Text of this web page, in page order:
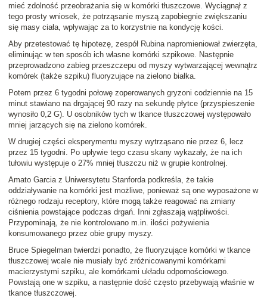
mieć zdolność przeobrażania się w komórki tłuszczowe. Wyciągnął z
tego prosty wniosek, że potrząsanie myszą zapobiegnie zwiększaniu
się masy ciała, wpływając za to korzystnie na kondycję kości.
Aby przetestować tę hipotezę, zespół Rubina napromieniował zwierzęta,
eliminując w ten sposób ich własne komórki szpikowe. Następnie
przeprowadzono zabieg przeszczepu od myszy wytwarzającej wewnątrz
komórek (także szpiku) fluoryzujące na zielono białka
Potem przez 6 tygodni połowę zoperowanych gryzoni codziennie na 15
minut stawiano na drgającej 90 razy na sekundę płytce (przyspieszenie
wynosiło 0,2 G). U osobników tych w tkance tłuszczowej występowało
mniej jarzących się na zielono komórek.
W drugiej części eksperymentu myszy wytrząsano nie przez 6, lecz
przez 15 tygodni. Po upływie tego czasu skany wykazały, że na ich
tułowiu występuje o 27% mniej tłuszczu niż w grupie kontrolnej.
Amato Garcia z Uniwersytetu Stanforda podkreśla, że takie
oddziaływanie na komórki jest możliwe, ponieważ są one wyposażone w
różnego rodzaju receptory, które mogą także reagować na zmiany
ciśnienia powstające podczas drgań. Inni zgłaszają wątpliwości.
Przypominają, że nie kontrolowano m.in. ilości pożywienia
konsumowanego przez obie grupy myszy.
Bruce Spiegelman twierdzi ponadto, że fluoryzujące komórki w tkance
tłuszczowej wcale nie musiały być zróżnicowanymi komórkami
macierzystymi szpiku, ale komórkami układu odpornościowego.
Powstają one w szpiku, a następnie dość często przebywają właśnie w
tkance tłuszczowej.